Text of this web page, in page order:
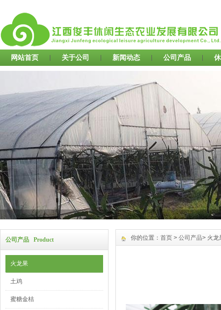
网站首页 关于公司 新闻动态 公司产品
公司产品 Product
火龙果
土鸡
蜜糖金桔
你的位置： 首页 > 公司产品> 火龙